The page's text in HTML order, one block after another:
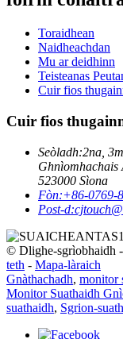
Toraidhean
Naidheachdan
Mu ar deidhinn
Teisteanas
Cuir fios
Cuir fios
Seòladh:2na,
523000 Sìona
Fòn:+86-0769-
Post-d:
© Dlighe-sgrìobhaidh
teth - Mapa-làraich
Gnàthachadh, monitor
Monitor Suathaidh
suathaidh, Sgrion-